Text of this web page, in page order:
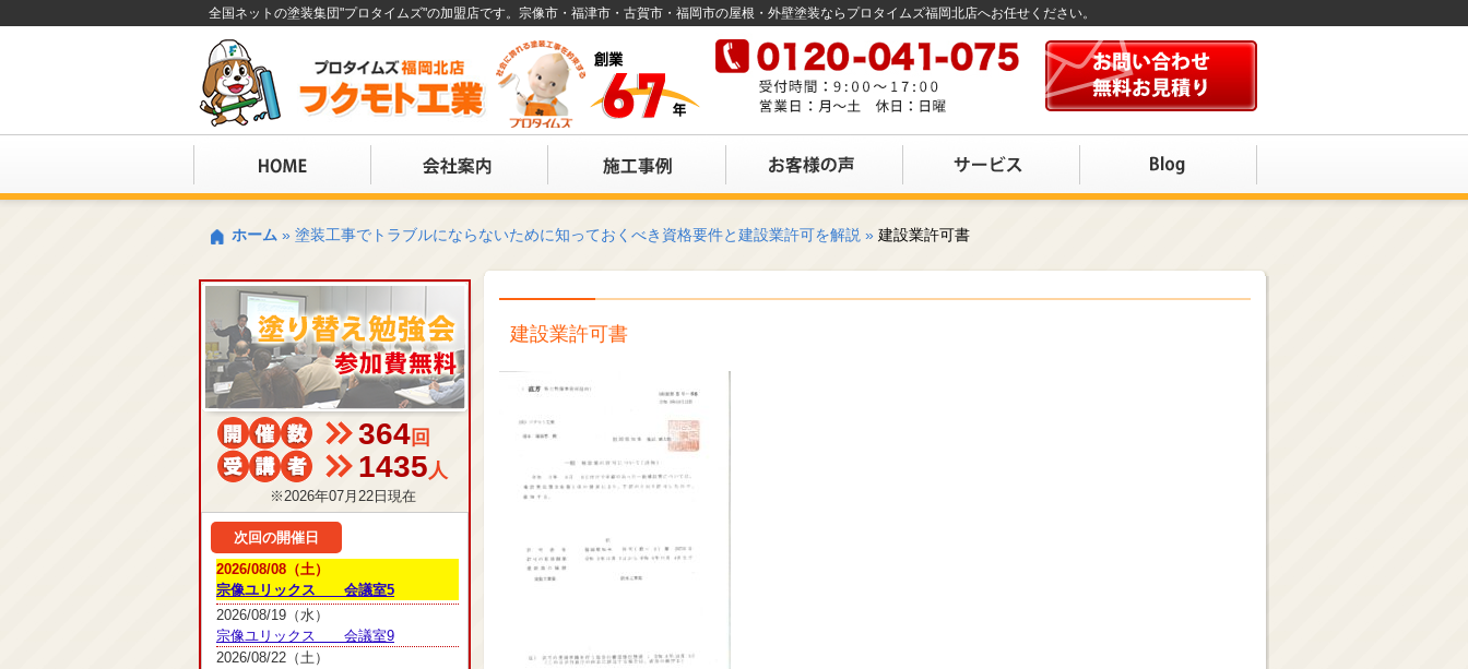
全国ネットの塗装集団"プロタイムズ"の加盟店です。宗像市・福津市・古賀市・福岡市の屋根・外壁塗装ならプロタイムズ福岡北店へお任せください。
ホーム » 塗装工事でトラブルにならないために知っておくべき資格要件と建設業許可を解説 » 建設業許可書
建設業許可書
364回
1435人
※2026年07月22日現在
次回の開催日
2026/08/08（土）
宗像ユリックス 会議室5
2026/08/19（水）
宗像ユリックス 会議室9
2026/08/22（土）